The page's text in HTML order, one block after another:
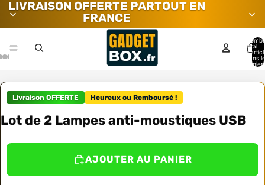
LIVRAISON OFFERTE PARTOUT EN
FRANCE
total
dans le
Livraison OFFERTE Heureux ou Remboursé !
Lot de 2 Lampes anti-moustiques USB
AJOUTER AU PANIER